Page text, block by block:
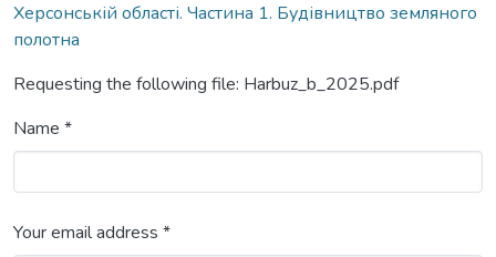
Херсонській області. Частина 1. Будівництво земляного
полотна
Requesting the following file: Harbuz_b_2025.pdf
Name *
Your email address *